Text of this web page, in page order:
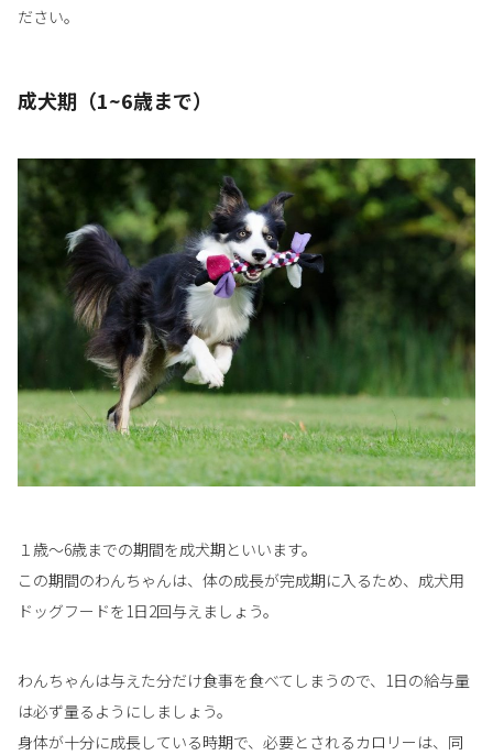
ださい。
成犬期（1~6歳まで）
１歳～6歳までの期間を成犬期といいます。
この期間のわんちゃんは、体の成長が完成期に入るため、成犬用
ドッグフードを1日2回与えましょう。
わんちゃんは与えた分だけ食事を食べてしまうので、1日の給与量
は必ず量るようにしましょう。
身体が十分に成長している時期で、必要とされるカロリーは、同